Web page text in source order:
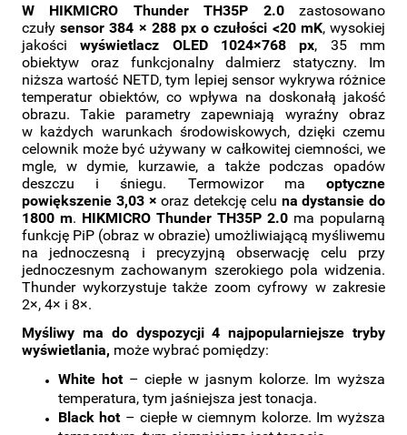
W HIKMICRO Thunder TH35P 2.0zastosowano
czułysensor 384 × 288 px o czułości <20 mK, wysokiej
jakościwyświetlacz OLED 1024×768 px, 35 mm
obiektyw oraz funkcjonalny dalmierz statyczny. Im
niższa wartość NETD, tym lepiej sensor wykrywa różnice
temperatur obiektów, co wpływa na doskonałą jakość
obrazu. Takie parametry zapewniają wyraźny obraz
w każdych warunkach środowiskowych, dzięki czemu
celownik może być używany w całkowitej ciemności, we
mgle, w dymie, kurzawie, a także podczas opadów
deszczu i śniegu. Termowizor ma optyczne
powiększenie 3,03 ×oraz detekcję celu na dystansie do
1800 m. HIKMICRO Thunder TH35P 2.0 ma popularną
funkcję PiP (obraz w obrazie) umożliwiającą myśliwemu
na jednoczesną i precyzyjną obserwację celu przy
jednoczesnym zachowanym szerokiego pola widzenia.
Thunder wykorzystuje także zoom cyfrowy w zakresie
2×, 4× i 8×.
Myśliwy ma do dyspozycji 4 najpopularniejsze tryby
wyświetlania, może wybrać pomiędzy:
White hot – ciepłe w jasnym kolorze. Im wyższa
temperatura, tym jaśniejsza jest tonacja.
Black hot – ciepłe w ciemnym kolorze. Im wyższa